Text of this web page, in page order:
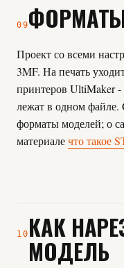
09
Проект со всеми
3MF. На печать
принтеров UltiMaker
лежат в одном файле.
форматы моделей; о
материалечто такое
10 КАК
МОДЕЛЬ